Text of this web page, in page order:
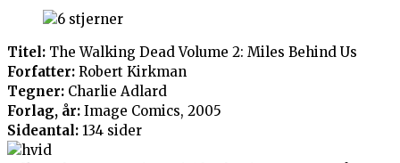
Titel: The Walking Dead Volume 2: Miles Behind Us
Forfatter: Robert Kirkman
Tegner: Charlie Adlard
Forlag, år: Image Comics, 2005
Sideantal: 134 sider